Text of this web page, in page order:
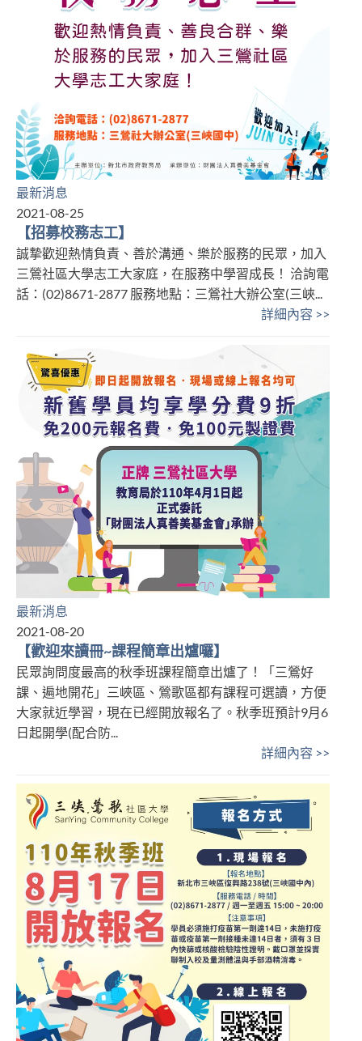
最新消息
2021-08-25
【招募校務志工】
誠摯歡迎熱情負責、善於溝通、樂於服務的民眾，加入
三鶯社區大學志工大家庭，在服務中學習成長！ 洽詢電
話：(02)8671-2877 服務地點：三鶯社大辦公室(三峽...
詳細內容 >>
最新消息
2021-08-20
【歡迎來讀冊~課程簡章出爐囉】
民眾詢問度最高的秋季班課程簡章出爐了！「三鶯好
課、遍地開花」三峽區、鶯歌區都有課程可選讀，方便
大家就近學習，現在已經開放報名了。秋季班預計9月6
日起開學(配合防...
詳細內容 >>